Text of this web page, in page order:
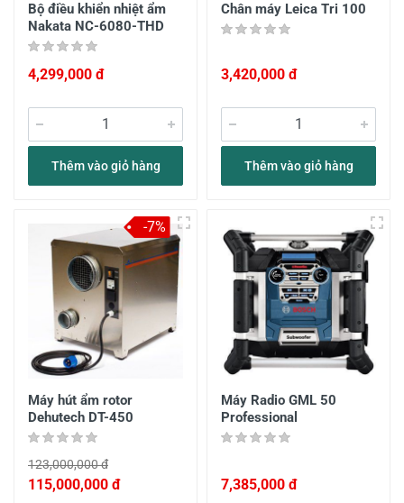
Bộ điều khiển nhiệt ẩm
Nakata NC-6080-THD
4,299,000 đ
Thêm vào giỏ hàng
Chân máy Leica Tri 100
3,420,000 đ
Thêm vào giỏ hàng
Máy hút ẩm rotor
Dehutech DT-450
123,000,000 đ
115,000,000 đ
-7%
Máy Radio GML 50
Professional
7,385,000 đ